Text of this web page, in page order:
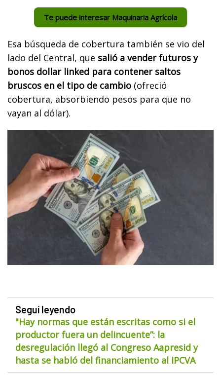
Te puede interesar Maquinaria Agrícola
Esa búsqueda de cobertura también se vio del
lado del Central, que salió a vender futuros y
bonos dollar linked para contener saltos
bruscos en el tipo de cambio (ofreció
cobertura, absorbiendo pesos para que no
vayan al dólar).
Seguí leyendo
"Hay normas que están escritas como si el
productor fuera un delincuente”: la
desregulación llegó al Congreso Aapresid y
hasta se habló del financiamiento al IPCVA